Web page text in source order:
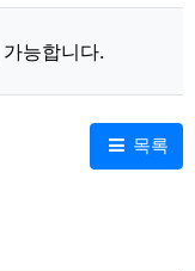
능합니다.
목록